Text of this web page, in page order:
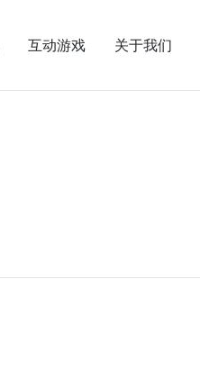
互动游戏 关于我们